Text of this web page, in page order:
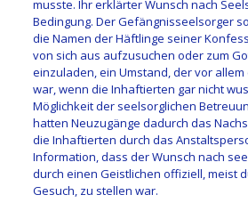
musste. Ihr erklärter Wunsch nach
Bedingung. Der Gefängnisseelsorger
die Namen der Häftlinge seiner
von sich aus aufzusuchen oder zum
einzuladen, ein Umstand, der vor
war, wenn die Inhaftierten gar nicht
Möglichkeit der seelsorglichen
hatten Neuzugänge dadurch das
die Inhaftierten durch das
Information, dass der Wunsch nach
durch einen Geistlichen offiziell, meist
Gesuch, zu stellen war.